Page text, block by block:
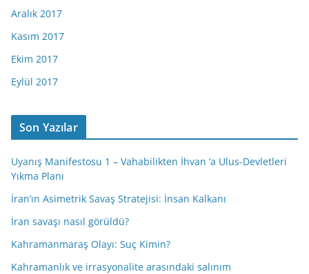
Aralık 2017
Kasım 2017
Ekim 2017
Eylül 2017
Son Yazılar
Uyanış Manifestosu 1 – Vahabilikten İhvan ‘a Ulus-Devletleri
Yıkma Planı
İran’ın Asimetrik Savaş Stratejisi: İnsan Kalkanı
İran savaşı nasıl görüldü?
Kahramanmaraş Olayı: Suç Kimin?
Kahramanlık ve irrasyonalite arasındaki salınım